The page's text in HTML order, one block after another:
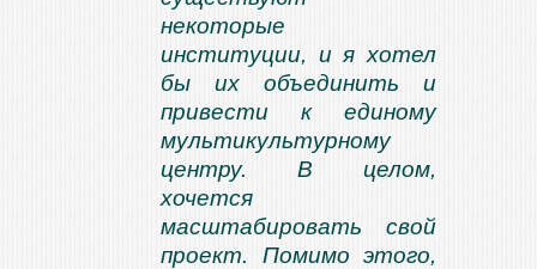
некоторые
институции, и я хотел
бы их объединить и
привести к единому
мультикультурному
центру. В целом,
хочется
масштабировать свой
проект. Помимо этого,